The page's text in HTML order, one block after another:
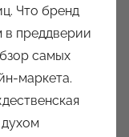
Что бренд
в преддверии
самых
маркета.